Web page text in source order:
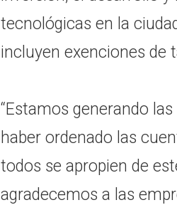
tecnológicas en la
incluyen exenciones de
“Estamos generando
haber ordenado las
todos se apropien de
agradecemos a las